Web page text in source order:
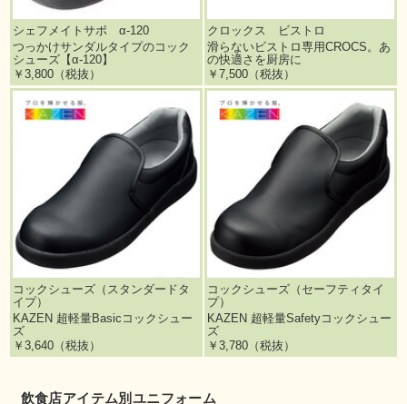
シェフメイトサボ α-120
つっかけサンダルタイプのコック
シューズ【α-120】
￥3,800（税抜）
クロックス ビストロ
滑らないビストロ専用CROCS。あ
の快適さを厨房に
￥7,500（税抜）
コックシューズ（スタンダードタ
イプ）
KAZEN 超軽量Basicコックシュー
ズ
￥3,640（税抜）
コックシューズ（セーフティタイ
プ）
KAZEN 超軽量Safetyコックシュー
ズ
￥3,780（税抜）
飲食店アイテム別ユニフォーム